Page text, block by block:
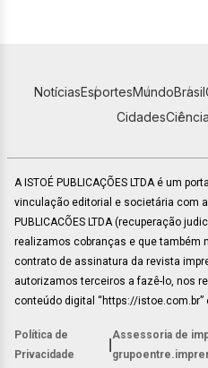
NotíciasEsportesMundoBrasil
CidadesCiência
A ISTOÉ PUBLICAÇÕES LTDA é um
vinculação editorial e societária com a
PUBLICACÕES LTDA (recuperação
realizamos cobranças e que também
contrato de assinatura da revista
autorizamos terceiros a fazê-lo, nos
conteúdo digital “https://
Política de
Privacidade
Assessoria de